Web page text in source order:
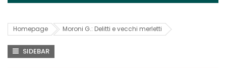
Homepage Moroni G.: Delitti e vecchi merletti
SIDEBAR